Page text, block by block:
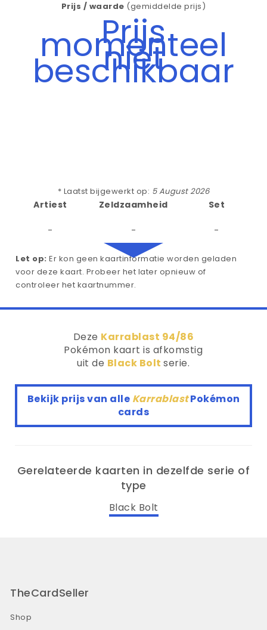
Prijs / waarde (gemiddelde prijs)
Prijs
momenteel
niet
beschikbaar
* Laatst bijgewerkt op: 5 August 2026
Artiest
-
Zeldzaamheid
-
Set
-
Let op: Er kon geen kaartinformatie worden geladen
voor deze kaart. Probeer het later opnieuw of
controleer het kaartnummer.
Deze Karrablast 94/86
Pokémon kaart is afkomstig
uit de Black Boltserie.
Bekijk prijs van alle KarrablastPokémon
cards
Gerelateerde kaarten in dezelfde serie of
type
Black Bolt
TheCardSeller
Shop